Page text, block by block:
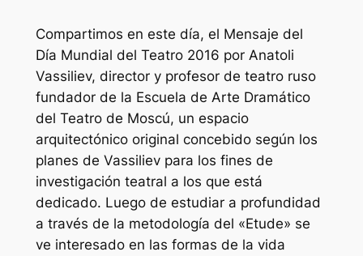
Compartimos en este día, el Mensaje del
Día Mundial del Teatro 2016 por Anatoli
Vassiliev, director y profesor de teatro ruso
fundador de la Escuela de Arte Dramático
del Teatro de Moscú, un espacio
arquitectónico original concebido según los
planes de Vassiliev para los fines de
investigación teatral a los que está
dedicado. Luego de estudiar a profundidad
a través de la metodología del «Etude» se
ve interesado en las formas de la vida